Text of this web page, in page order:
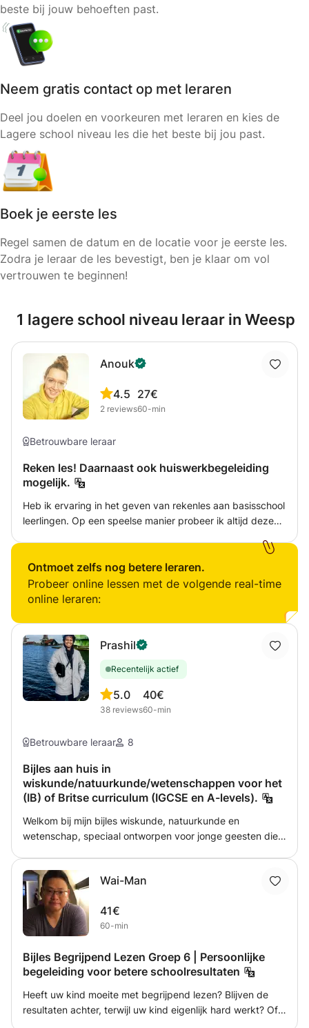
beste bij jouw behoeften past.
Neem gratis contact op met leraren
Deel jou doelen en voorkeuren met leraren en kies de
Lagere school niveau les die het beste bij jou past.
Boek je eerste les
Regel samen de datum en de locatie voor je eerste les.
Zodra je leraar de les bevestigt, ben je klaar om vol
vertrouwen te beginnen!
1 lagere school niveau leraar in Weesp
Anouk
4.5
2 reviews
27€
60-min
Betrouwbare leraar
Reken les! Daarnaast ook huiswerkbegeleiding
mogelijk.
Heb ik ervaring in het geven van rekenles aan basisschool
leerlingen. Op een speelse manier probeer ik altijd deze
Huiswerkbegeleiding behoort ook tot de mogelijkheden in
deze vakken evenals andere basisschool vakken en
onderbouw middelbare school vakken. Ik kan
ondersteunen bij het leren maken van een goede
Ontmoet zelfs nog betere leraren.
Probeer online lessen met de volgende real-time
online leraren:
Prashil
Recentelijk actief
5.0
38 reviews
40€
60-min
Betrouwbare leraar 8
Bijles aan huis in
wiskunde/natuurkunde/wetenschappen voor het
(IB) of Britse curriculum (IGCSE en A-levels).
Welkom bij mijn bijles wiskunde, natuurkunde en
wetenschap, speciaal ontworpen voor jonge geesten die
in om studenten te helpen deze boeiende onderwerpen
niet alleen te begrijpen, maar ook een liefde voor ze te
ontwikkelen. Dit is wat u kunt verwachten van mijn
bijlessessies Gepersonaliseerd leren: Elke leerling is uniek
individuele behoeften van elke leerling. Ik oordeel niet; in
plaats daarvan concentreer ik me op het begrijpen van
ondersteunende en aanmoedigende leeromgeving te
creëren. Conceptanalyse: Ik verdeel complexe
Wai-Man
41€
60-min
Bijles Begrijpend Lezen Groep 6 | Persoonlijke
begeleiding voor betere schoolresultaten
Heeft uw kind moeite met begrijpend lezen? Blijven de
resultaten achter, terwijl uw kind eigenlijk hard werkt? Of